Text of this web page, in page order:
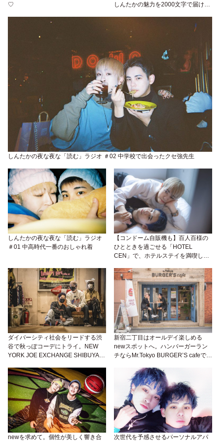
♡
しんたかの魅力を2000文字で届ける
しんたかの夜な夜な「読む」ラジオ ＃02 中学校で出会ったクセ強先生
しんたかの夜な夜な「読む」ラジオ
＃01 中高時代一番のおしゃれ着
【コンドーム自販機も】百人百様の
ひとときを過ごせる「HOTEL
CEN」で、ホテルステイを満喫しよ
ダイバーシティ社会をリードする渋
谷で秋っぽコーデにトライ。NEW
YORK JOE EXCHANGE SHIBUYAで
新宿二丁目はオールデイ楽しめる
newスポットへ。ハンバーガーラン
チならMr.Tokyo BURGER’S cafeでお
newを求めて。個性が美しく響き合
次世代を予感させるパーソナルアパ